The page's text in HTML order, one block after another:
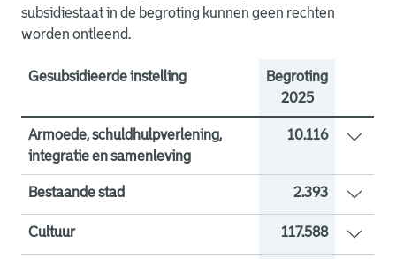
subsidiestaat in de begroting kunnen geen rechten
worden ontleend.
Gesubsidieerde instelling
Begroting
2025
Armoede, schuldhulpverlening,
integratie en samenleving
10.116
Beleidskader Taal 2015 - 2019 600
Samenleven 2.135
Subsidieregeling armoede &
3.251
Subsidieregeling Aanvullende
3.465
Dierenvoedselbank 40
Jeugdeducatiefonds 625
Bestaande stad 2.393
Div. particulieren (verbetering
1.600
Diverse particulieren monumenten 38
Joodse begraafplaats 85
Stichting VvE010 670
Cultuur 117.588